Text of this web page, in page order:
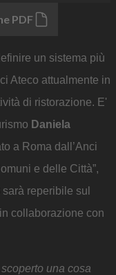
PDF
un sistema più
Ateco attualmente in
di ristorazione. E'
Daniela
a Roma dall’Anci
e delle Città”,
reperibile sul
collaborazione con
una cosa